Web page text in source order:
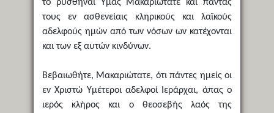
το ρυσθήναι Υμάς Μακαριώτατε και πάντας
τους εν ασθενείαις κληρικούς και λαϊκούς
αδελφούς ημών από των νόσων ων κατέχονται
και των εξ αυτών κινδύνων.
Βεβαιωθήτε, Μακαριώτατε, ότι πάντες ημείς οι
εν Χριστώ Υμέτεροι αδελφοί Ιεράρχαι, άπας ο
ιερός κλήρος και ο θεοσεβής λαός της